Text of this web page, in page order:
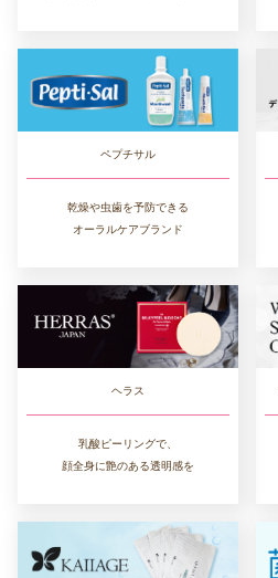
ペプチサル
乾燥や虫歯を予防できる
オーラルケアブランド
ヘラス
乳酸ピーリングで、
顔全身に艶のある透明感を